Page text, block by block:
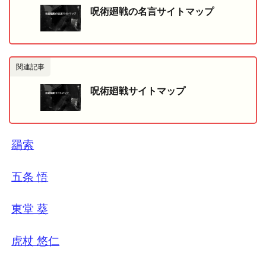
呪術廻戦の名言サイトマップ
関連記事
呪術廻戦サイトマップ
羂索
五条 悟
東堂 葵
虎杖 悠仁